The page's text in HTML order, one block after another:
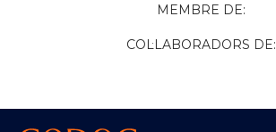
MEMBRE DE:
COL·LABORADORS DE: